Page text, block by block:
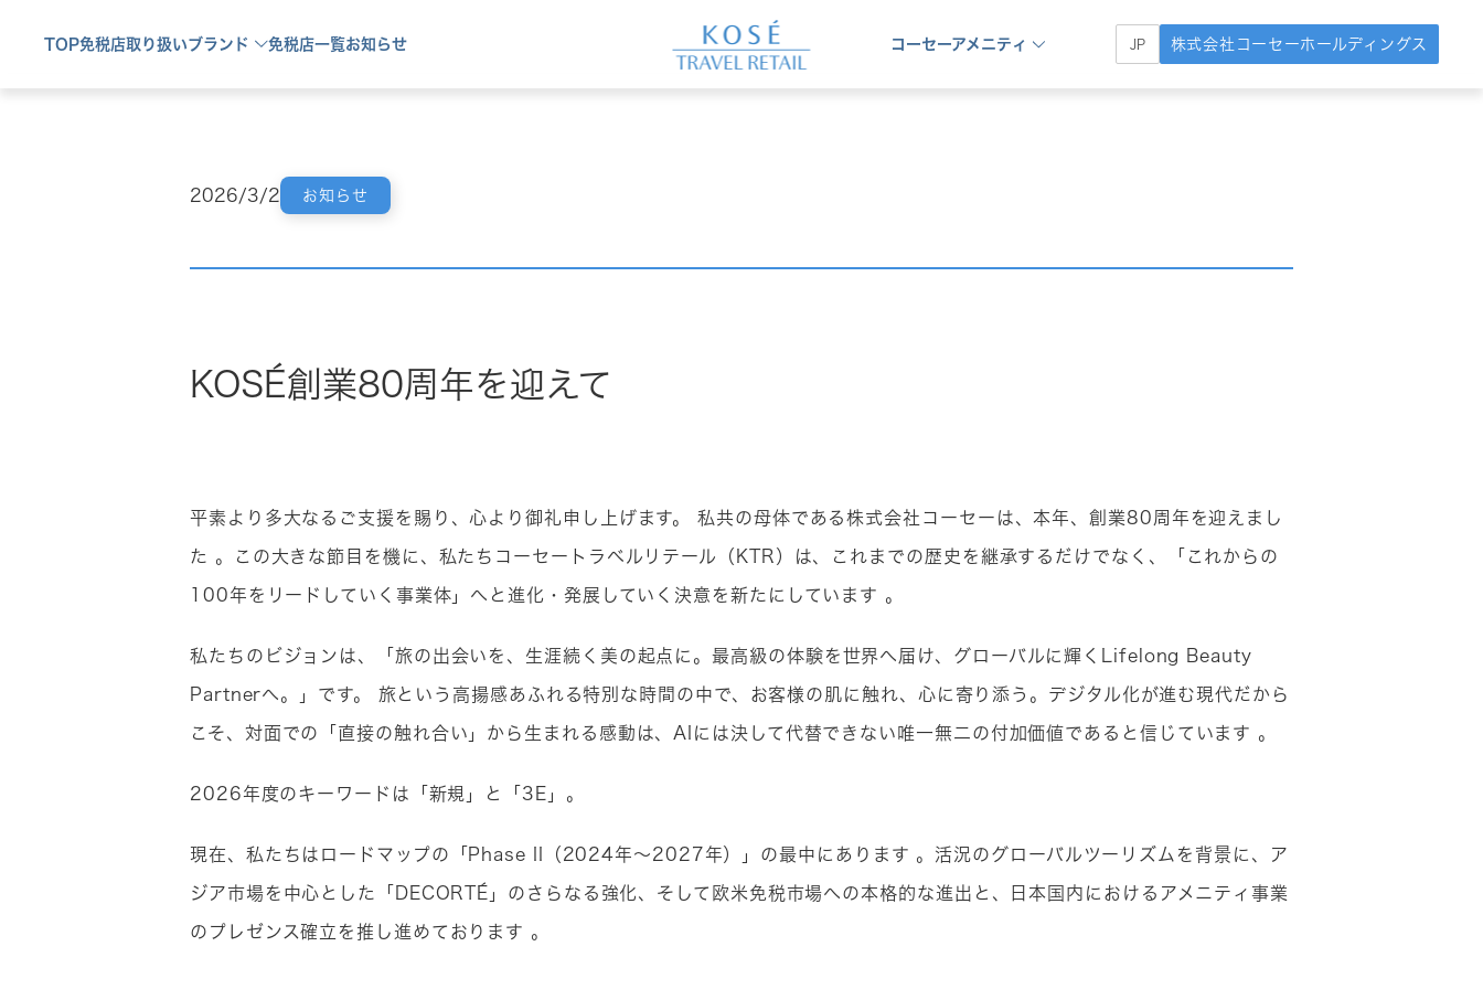
TOP免税店取り扱いブランド 免税店一覧お知らせ コーセーアメニティ JP 株式会社コーセーホールディングス
2026/3/2 お知らせ
KOSÉ創業80周年を迎えて
平素より多大なるご支援を賜り、心より御礼申し上げます。 私共の母体である株式会社コーセーは、本年、創業80周年を迎えまし
た 。この大きな節目を機に、私たちコーセートラベルリテール（KTR）は、これまでの歴史を継承するだけでなく、「これからの
100年をリードしていく事業体」へと進化・発展していく決意を新たにしています 。
私たちのビジョンは、「旅の出会いを、生涯続く美の起点に。最高級の体験を世界へ届け、グローバルに輝くLifelong Beauty
Partnerへ。」です。 旅という高揚感あふれる特別な時間の中で、お客様の肌に触れ、心に寄り添う。デジタル化が進む現代だから
こそ、対面での「直接の触れ合い」から生まれる感動は、AIには決して代替できない唯一無二の付加価値であると信じています 。
2026年度のキーワードは「新規」と「3E」。
現在、私たちはロードマップの「Phase II（2024年〜2027年）」の最中にあります 。活況のグローバルツーリズムを背景に、ア
ジア市場を中心とした「DECORTÉ」のさらなる強化、そして欧米免税市場への本格的な進出と、日本国内におけるアメニティ事業
のプレゼンス確立を推し進めております 。